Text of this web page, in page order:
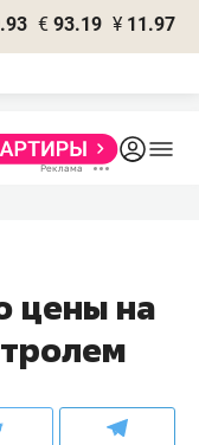
€ 93.19 ¥ 11.97
цены на